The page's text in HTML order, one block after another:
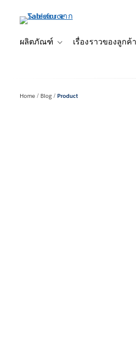
เนื้อหาผลิตภัณฑ์
Toggle sub-navigation for
เรื่องราวของลูกค้า
Home Blog Product